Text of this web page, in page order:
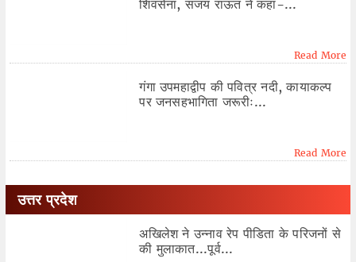
शिवसेना, संजय राऊत ने कहा-...
Read More
गंगा उपमहाद्वीप की पवित्र नदी, कायाकल्प
पर जनसहभागिता जरूरीः...
Read More
उत्तर प्रदेश
अखिलेश ने उन्नाव रेप पीडिता के परिजनों से
की मुलाकात...पूर्व...